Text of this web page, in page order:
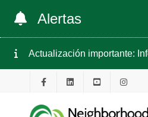
Alertas
Actualización importante: